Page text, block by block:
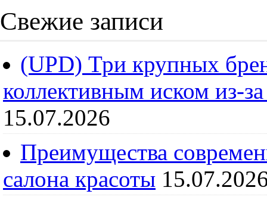
Свежие записи
(UPD) Три крупных
коллективным иском из-
15.07.2026
Преимущества
салона красоты